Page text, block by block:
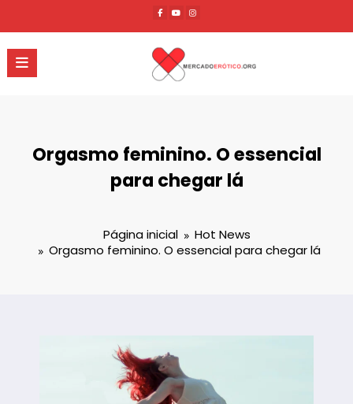
o
conteúdo
Orgasmo feminino. O essencial
para chegar lá
Página inicial
Hot News
Orgasmo feminino. O essencial para chegar lá